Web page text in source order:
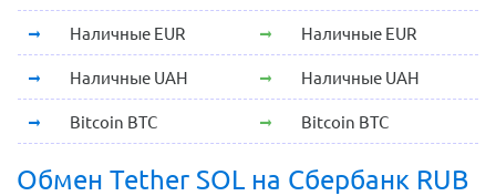
Наличные EUR Наличные EUR
Наличные UAH Наличные UAH
Bitcoin BTC Bitcoin BTC
Обмен Tether SOL на Сбербанк RUB